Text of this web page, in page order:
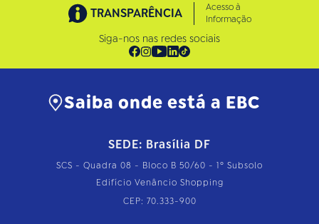
TRANSPARÊNCIA
Acesso à
Informação
Siga-nos nas redes sociais
Saiba onde está a EBC
SEDE: Brasília DF
SCS - Quadra 08 - Bloco B 50/60 - 1º Subsolo
Edifício Venâncio Shopping
CEP: 70.333-900